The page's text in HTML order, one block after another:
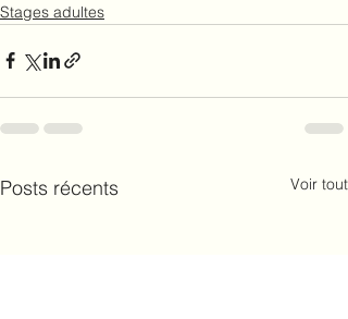
Stages adultes
Posts récents Voir tout